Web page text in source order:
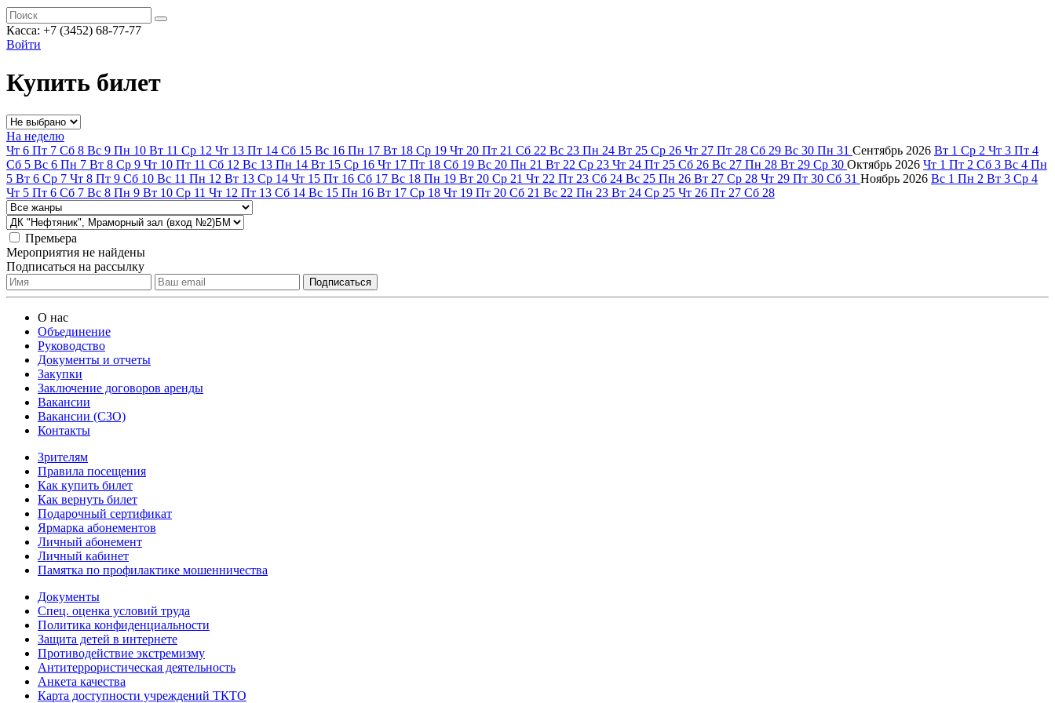
Касса: +7 (3452) 68-77-77
Войти
Купить билет
На неделю
Чт 6 Пт 7 Сб 8 Вс 9 Пн 10 Вт 11 Ср 12 Чт 13 Пт 14 Сб 15 Вс 16 Пн 17 Вт 18 Ср 19 Чт 20 Пт 21 Сб 22 Вс 23 Пн 24 Вт 25 Ср 26 Чт 27 Пт 28 Сб 29 Вс 30 Пн 31 Сентябрь 2026 Вт 1 Ср 2 Чт 3 Пт 4
Сб 5 Вс 6 Пн 7 Вт 8 Ср 9 Чт 10 Пт 11 Сб 12 Вс 13 Пн 14 Вт 15 Ср 16 Чт 17 Пт 18 Сб 19 Вс 20 Пн 21 Вт 22 Ср 23 Чт 24 Пт 25 Сб 26 Вс 27 Пн 28 Вт 29 Ср 30 Октябрь 2026 Чт 1 Пт 2 Сб 3 Вс 4 Пн
5 Вт 6 Ср 7 Чт 8 Пт 9 Сб 10 Вс 11 Пн 12 Вт 13 Ср 14 Чт 15 Пт 16 Сб 17 Вс 18 Пн 19 Вт 20 Ср 21 Чт 22 Пт 23 Сб 24 Вс 25 Пн 26 Вт 27 Ср 28 Чт 29 Пт 30 Сб 31 Ноябрь 2026 Вс 1 Пн 2 Вт 3 Ср 4
Чт 5 Пт 6 Сб 7 Вс 8 Пн 9 Вт 10 Ср 11 Чт 12 Пт 13 Сб 14 Вс 15 Пн 16 Вт 17 Ср 18 Чт 19 Пт 20 Сб 21 Вс 22 Пн 23 Вт 24 Ср 25 Чт 26 Пт 27 Сб 28
Премьера
Мероприятия не найдены
Подписаться на рассылку
О нас
Объединение
Руководство
Документы и отчеты
Закупки
Заключение договоров аренды
Вакансии
Вакансии (СЗО)
Контакты
Зрителям
Правила посещения
Как купить билет
Как вернуть билет
Подарочный сертификат
Ярмарка абонементов
Личный абонемент
Личный кабинет
Памятка по профилактике мошенничества
Документы
Спец. оценка условий труда
Политика конфиденциальности
Защита детей в интернете
Противодействие экстремизму
Антитеррористическая деятельность
Анкета качества
Карта доступности учреждений ТКТО